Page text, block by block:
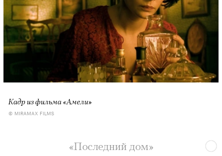
Кадр из фильма «Амели»
© MIRAMAX FILMS
«Последний дом»